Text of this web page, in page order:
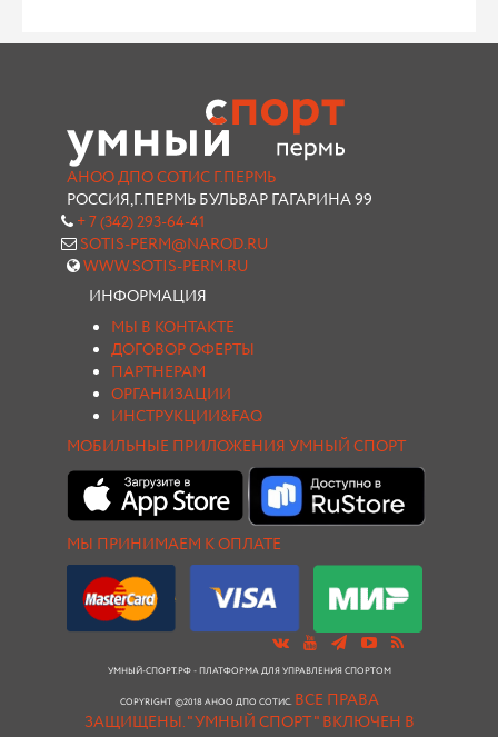
АНОО ДПО СОТИС Г.ПЕРМЬ
РОССИЯ,Г.ПЕРМЬ БУЛЬВАР ГАГАРИНА 99
+ 7 (342) 293-64-41
SOTIS-PERM@NAROD.RU
WWW.SOTIS-PERM.RU
ИНФОРМАЦИЯ
МЫ В КОНТАКТЕ
ДОГОВОР ОФЕРТЫ
ПАРТНЕРАМ
ОРГАНИЗАЦИИ
ИНСТРУКЦИИ&FAQ
МОБИЛЬНЫЕ ПРИЛОЖЕНИЯ УМНЫЙ СПОРТ
МЫ ПРИНИМАЕМ К ОПЛАТЕ
УМНЫЙ-СПОРТ.РФ - ПЛАТФОРМА ДЛЯ УПРАВЛЕНИЯ СПОРТОМ
COPYRIGHT ©2018 АНОО ДПО СОТИС. ВСЕ ПРАВА
ЗАЩИЩЕНЫ."УМНЫЙ СПОРТ " ВКЛЮЧЕН В